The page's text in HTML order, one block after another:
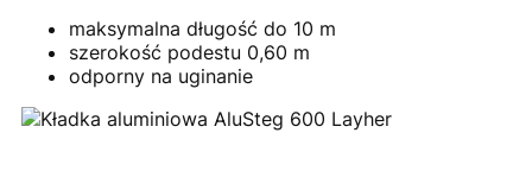
maksymalna długość do 10 m
szerokość podestu 0,60 m
odporny na uginanie